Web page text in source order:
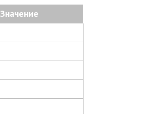
Значение